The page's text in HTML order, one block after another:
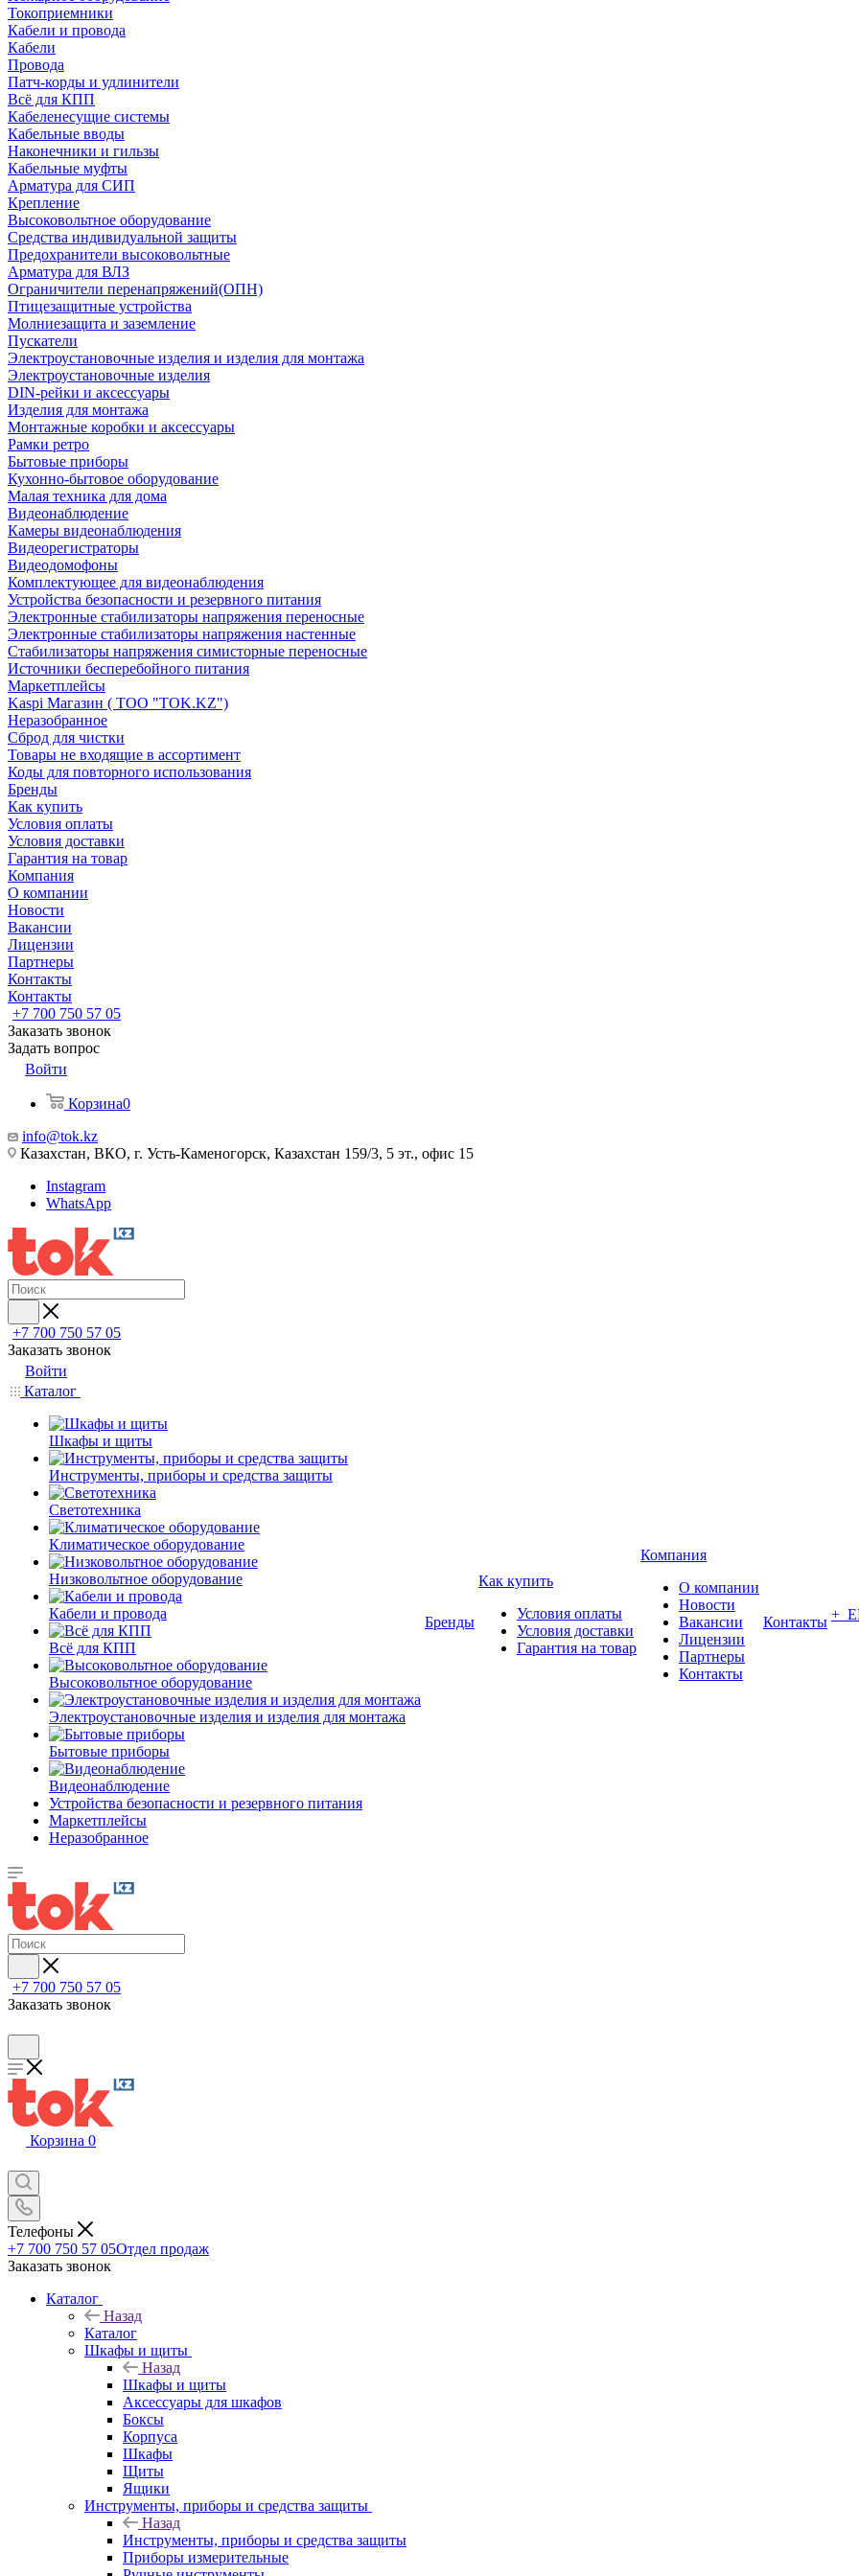
Токоприемники
Кабели и провода
Кабели
Провода
Патч-корды и удлинители
Всё для КПП
Кабеленесущие системы
Кабельные вводы
Наконечники и гильзы
Кабельные муфты
Арматура для СИП
Крепление
Высоковольтное оборудование
Средства индивидуальной защиты
Предохранители высоковольтные
Арматура для ВЛЗ
Ограничители перенапряжений(ОПН)
Птицезащитные устройства
Молниезащита и заземление
Пускатели
Электроустановочные изделия и изделия для монтажа
Электроустановочные изделия
DIN-рейки и аксессуары
Изделия для монтажа
Монтажные коробки и аксессуары
Рамки ретро
Бытовые приборы
Кухонно-бытовое оборудование
Малая техника для дома
Видеонаблюдение
Камеры видеонаблюдения
Видеорегистраторы
Видеодомофоны
Комплектующее для видеонаблюдения
Устройства безопасности и резервного питания
Электронные стабилизаторы напряжения переносные
Электронные стабилизаторы напряжения настенные
Стабилизаторы напряжения симисторные переносные
Источники бесперебойного питания
Маркетплейсы
Kaspi Магазин ( ТОО "TOK.KZ")
Неразобранное
Сброд для чистки
Товары не входящие в ассортимент
Коды для повторного использования
Бренды
Как купить
Условия оплаты
Условия доставки
Гарантия на товар
Компания
О компании
Новости
Вакансии
Лицензии
Партнеры
Контакты
Контакты
+7 700 750 57 05
Заказать звонок
Задать вопрос
Войти
Корзина0
info@tok.kz
Казахстан, ВКО, г. Усть-Каменогорск, Казахстан 159/3, 5 эт., офис 15
Instagram
WhatsApp
+7 700 750 57 05
Заказать звонок
Войти
Каталог
Шкафы и щиты
Инструменты, приборы и средства защиты
Светотехника
Климатическое оборудование
Низковольтное оборудование
Кабели и провода
Всё для КПП
Высоковольтное оборудование
Электроустановочные изделия и изделия для монтажа
Бытовые приборы
Видеонаблюдение
Устройства безопасности и резервного питания
Маркетплейсы
Неразобранное
Бренды
Как купить
Условия оплаты
Условия доставки
Гарантия на товар
Компания
О компании
Новости
Вакансии
Лицензии
Партнеры
Контакты
Контакты +
+7 700 750 57 05
Заказать звонок
Корзина 0
Телефоны
+7 700 750 57 05Отдел продаж
Заказать звонок
Каталог
Назад
Каталог
Шкафы и щиты
Назад
Шкафы и щиты
Аксессуары для шкафов
Боксы
Корпуса
Шкафы
Щиты
Ящики
Инструменты, приборы и средства защиты
Назад
Инструменты, приборы и средства защиты
Приборы измерительные